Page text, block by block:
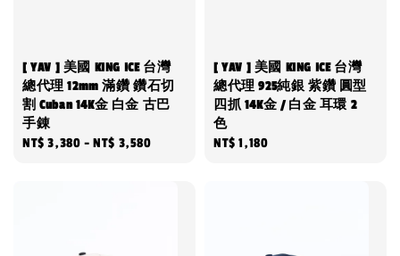
[ YAV ] 美國 KING ICE 台灣
總代理 12mm 滿鑽 鑽石切
割 Cuban 14K金 白金 古巴
手錬
Regular
NT$ 3,380 -NT$ 3,580
[ YAV ] 美國 KING ICE 台灣
總代理 925純銀 紫鑽 圓型
四抓 14K金 / 白金 耳環 2
色
Regular
NT$ 1,180